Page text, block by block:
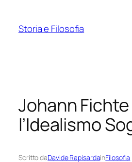
contenuto
Storia e Filosofia
Johann
l’Idealismo
Scritto daDavide RapisardainFilosofia